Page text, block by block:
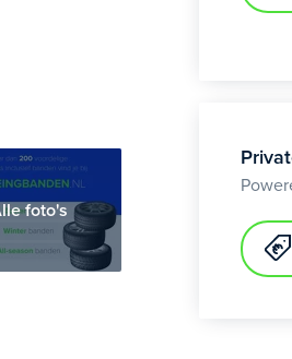
foto's